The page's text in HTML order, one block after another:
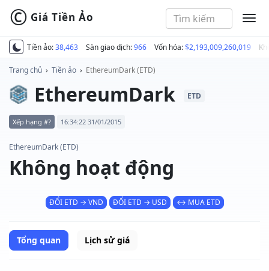
Tiền ảo:38,463 Sàn giao dịch:966 Vốn hóa:$2,193,009,260,019
© Giá Tiền Ảo
Trang chủ › Tiền ảo › EthereumDark (ETD)
EthereumDark ETD
Xếp hạng #? 16:34:22 31/01/2015
EthereumDark (ETD)
Không hoạt động
ĐỔI ETD → VND ĐỔI ETD → USD ↔ MUA ETD
Tổng quan Lịch sử giá